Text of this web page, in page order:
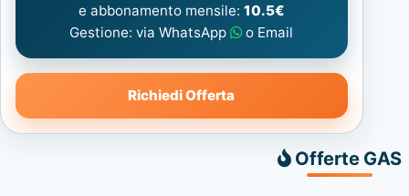
e abbonamento mensile: 10.5€
Gestione: via WhatsApp
o Email
Richiedi Offerta
Offerte GAS